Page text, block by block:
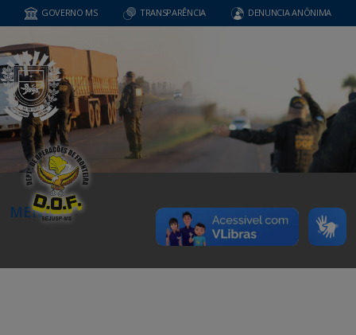
GOVERNO MS TRANSPARÊNCIA DENUNCIA ANÔNIMA
MENU